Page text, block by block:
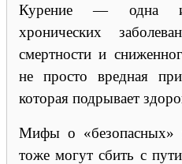
Курение — одна
хронических
смертности и
не просто вредная
которая подрывает
Мифы о «безопасных»
тоже могут сбить с